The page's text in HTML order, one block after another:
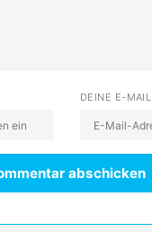
DEINE E-MAIL